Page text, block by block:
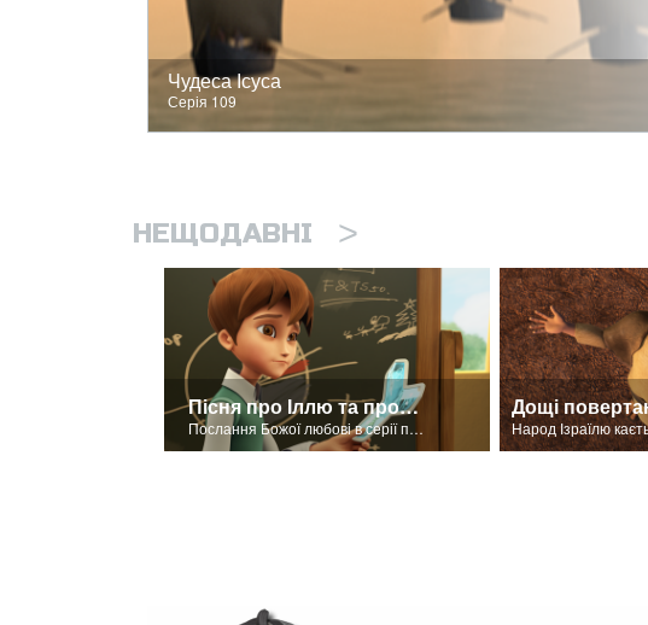
Чудеса Ісуса
Серія 109
НЕЩОДАВНІ >
Пісня про Іллю та пророків Ваала
Послання Божої любові в серії про Іллю.
Дощі